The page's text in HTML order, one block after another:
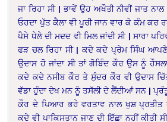
ਜਾ ਰਿਹਾ ਸੀ | ਭਾਵੇਂ ਉਹ ਅਖੌਤੀ ਨੀਵੀਂ ਜਾਤ
ਓਹਦਾ ਪੁੱਤ ਕੈਲਾ ਵੀ ਪੂਰੀ ਜਾਨ ਵਾਰ ਕੇ ਕੰਮ ਕਰ
ਪੈਸੇ ਧੇਲੇ ਦੀ ਮਦਦ ਵੀ ਮਿਲ ਜਾਂਦੀ ਸੀ | ਸਾਰਾ
ਫੜ ਚਲ ਰਿਹਾ ਸੀ | ਕਦੇ ਕਦੇ ਪ੍ਰੇਮ ਸਿੰਘ ਆਪਣੇ
ਉਦਾਸ ਹੋ ਜਾਂਦਾ ਸੀ ਤਾਂ ਗੋਬਿੰਦ ਕੌਰ ਉਸ ਨੂੰ
ਕਦੇ ਕਦੇ ਨਸੀਬ ਕੌਰ ਤੇ ਸੁੰਦਰ ਕੌਰ ਵੀ ਉਦਾਸ
ਵੱਡਾ ਹੁੰਦਾ ਦੇਖ ਮਨ ਨੂੰ ਤਸੱਲੀ ਦੇ ਲੈਂਦੀਆਂ ਸਨ |
ਕੌਰ ਦੇ ਪਿਆਰ ਭਰੇ ਵਰਤਾਵ ਨਾਲ ਖੁਸ਼
ਕਦੇ ਵੀ ਪਾਕਿਸਤਾਨ ਜਾਣ ਦੀ ਇੱਛਾ ਨਹੀਂ ਕੀਤੀ